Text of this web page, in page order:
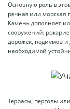
Основную роль в
речная или морская
Камень дополняет
сооружений:
дорожек, подиумов и
необходимой
Террасы, перголы